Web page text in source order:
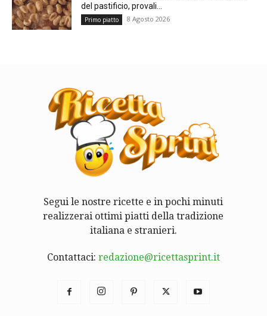
del pastificio, provali...
Primo piatto 8 Agosto 2026
Segui le nostre ricette e in pochi minuti
realizzerai ottimi piatti della tradizione
italiana e stranieri.
Contattaci: redazione@ricettasprint.it